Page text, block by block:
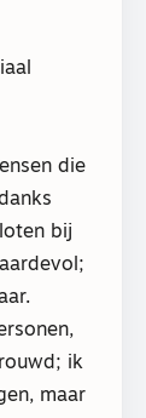
die
bij
ik
maar